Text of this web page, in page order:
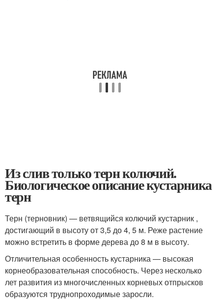
Из слив только терн колючий.
Биологическое описание кустарника
терн
Терн (терновник) — ветвящийся колючий кустарник ,
достигающий в высоту от 3,5 до 4, 5 м. Реже растение
можно встретить в форме дерева до 8 м в высоту.
Отличительная особенность кустарника — высокая
корнеобразовательная способность. Через несколько
лет развития из многочисленных корневых отпрысков
образуются труднопроходимые заросли.